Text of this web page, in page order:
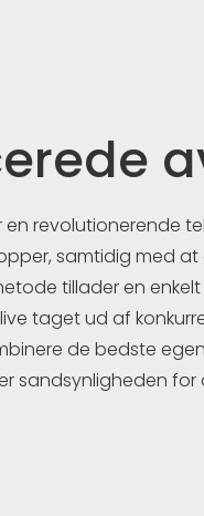
en revolutionerende
samtidig med
tillader en
taget ud af
de bedste
sandsynligheden